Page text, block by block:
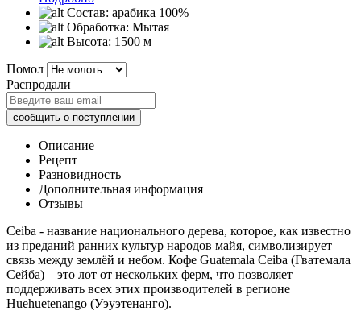
Состав: арабика 100%
Обработка: Мытая
Высота: 1500 м
Помол
Распродали
Описание
Рецепт
Разновидность
Дополнительная информация
Отзывы
Ceiba - название национального дерева, которое, как известно
из преданий ранних культур народов майя, символизирует
связь между землёй и небом. Кофе Guatemala Ceiba (Гватемала
Сейба) – это лот от нескольких ферм, что позволяет
поддерживать всех этих производителей в регионе
Huehuetenango (Уэуэтенанго).